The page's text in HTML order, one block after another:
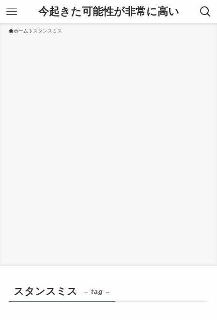
今起きた可能性が非常に高い
ホーム スタンスミス
スタンスミス – tag –